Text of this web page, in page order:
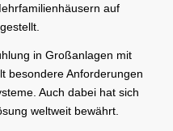
auf
in Großanlagen mit
besondere Anforderungen
Auch dabei hat sich
weltweit bewährt.